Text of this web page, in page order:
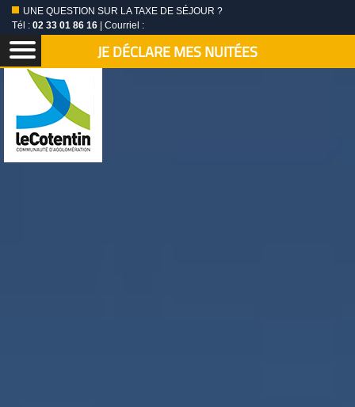
UNE QUESTION SUR LA TAXE DE SÉJOUR ?
Tél : 02 33 01 86 16 | Courriel :
JE DÉCLARE MES NUITÉES